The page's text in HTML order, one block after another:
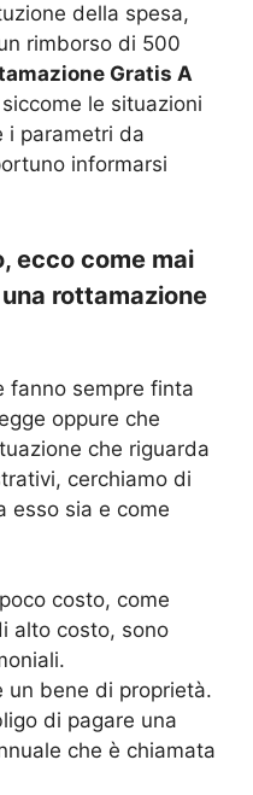
della spesa,
rimborso di 500
Gratis A
le situazioni
i parametri da
informarsi
ecco come mai
rottamazione
fanno sempre finta
oppure che
che riguarda
cerchiamo di
esso sia e come
costo, come
alto costo, sono
un bene di proprietà.
di pagare una
che è chiamata